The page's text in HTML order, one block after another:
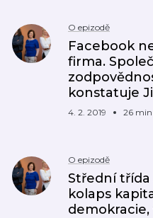
O epizodě
Facebook
firma.
konstatuje
4. 2. 2019 26 min
O epizodě
Střední
kolaps